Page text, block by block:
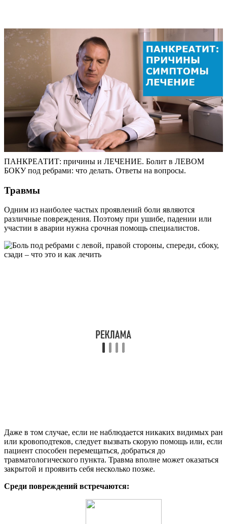
ПАНКРЕАТИТ: причины и ЛЕЧЕНИЕ. Болит в ЛЕВОМ
БОКУ под ребрами: что делать. Ответы на вопросы.
Травмы
Одним из наиболее частых проявлений боли являются
различные повреждения. Поэтому при ушибе, падении или
участии в аварии нужна срочная помощь специалистов.
Даже в том случае, если не наблюдается никаких видимых ран
или кровоподтеков, следует вызвать скорую помощь или, если
пациент способен перемещаться, добраться до
травматологического пункта. Травма вполне может оказаться
закрытой и проявить себя несколько позже.
Среди повреждений встречаются: